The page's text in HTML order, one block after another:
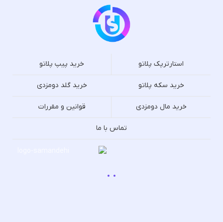
استارترپک پلاتو خرید پیپ پلاتو
خرید سکه پلاتو خرید گلد دومزدی
خرید مال دومزدی قوانین و مقررات
تماس با ما